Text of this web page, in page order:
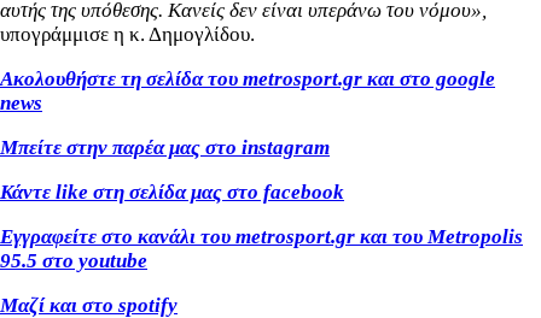
αυτής της υπόθεσης. Κανείς δεν είναι υπεράνω του νόμου»,
υπογράμμισε η κ. Δημογλίδου.
Ακολουθήστε τη σελίδα του metrosport.gr και στο google
news
Μπείτε στην παρέα μας στο instagram
Κάντε like στη σελίδα μας στο facebook
Εγγραφείτε στο κανάλι του metrosport.gr και του Metropolis
95.5 στο youtube
Μαζί και στο spotify